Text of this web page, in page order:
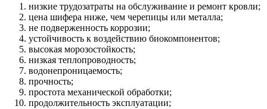
низкие трудозатраты на обслуживание и ремонт кровли;
цена шифера ниже, чем черепицы или металла;
не подверженность коррозии;
устойчивость к воздействию биокомпонентов;
высокая морозостойкость;
низкая теплопроводность;
водонепроницаемость;
прочность;
простота механической обработки;
продолжительность эксплуатации;